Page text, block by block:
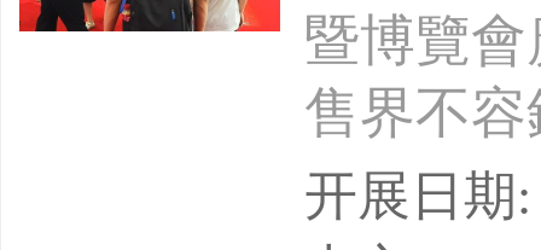
暨博覽
售界不
技、零
开展日期